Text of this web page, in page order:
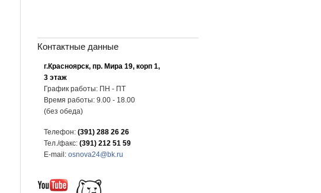
Контактные данные
г.Красноярск, пр. Мира 19, корп 1,
3 этаж
График работы: ПН - ПТ
Время работы: 9.00 - 18.00
(без обеда)
Телефон: (391) 288 26 26
Тел./факс: (391) 212 51 59
E-mail: osnova24@bk.ru